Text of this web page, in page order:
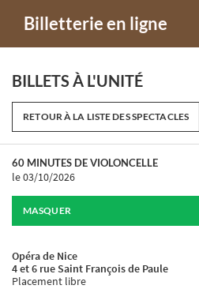
Billetterie en ligne
BILLETS À L'UNITÉ
RETOUR À LA LISTE DES SPECTACLES
60 MINUTES DE VIOLONCELLE
le 03/10/2026
MASQUER
Opéra de Nice
4 et 6 rue Saint François de Paule
Placement libre